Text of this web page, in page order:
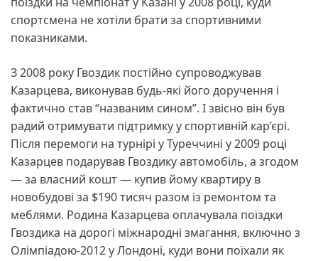
спортсмена не хотіли брати за спортивними
показниками.
З 2008 року Гвоздик постійно супроводжував
Казарцева, виконував будь-які його доручення і
фактично став “названим сином”. І звісно він був
радий отримувати підтримку у спортивній кар’єрі.
Після перемоги на турнірі у Туреччині у 2009 році
Казарцев подарував Гвоздику автомобіль, а згодом
— за власний кошт — купив йому квартиру в
новобудові за $190 тисяч разом із ремонтом та
меблями. Родина Казарцева оплачувала поїздки
Гвоздика на дорогі міжнародні змагання, включно з
Олімпіадою-2012 у Лондоні, куди вони поїхали як